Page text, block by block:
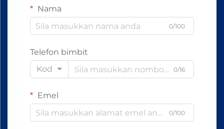
Nama
0/100
Telefon bimbit
Kod
0/16
Emel
0/100